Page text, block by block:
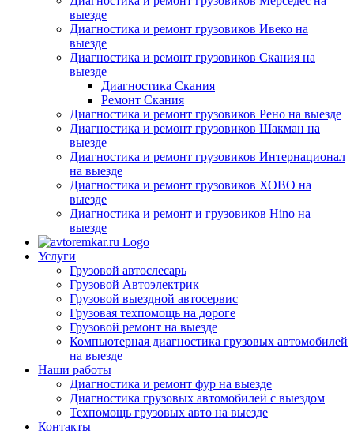
выезде
Диагностика и ремонт грузовиков Ивеко на
выезде
Диагностика и ремонт грузовиков Скания на
выезде
Диагностика Скания
Ремонт Скания
Диагностика и ремонт грузовиков Рено на выезде
Диагностика и ремонт грузовиков Шакман на
выезде
Диагностика и ремонт грузовиков Интернационал
на выезде
Диагностика и ремонт грузовиков ХОВО на
выезде
Диагностика и ремонт и грузовиков Hino на
выезде
Услуги
Грузовой автослесарь
Грузовой Автоэлектрик
Грузовой выездной автосервис
Грузовая техпомощь на дороге
Грузовой ремонт на выезде
Компьютерная диагностика грузовых автомобилей
на выезде
Наши работы
Диагностика и ремонт фур на выезде
Диагностика грузовых автомобилей с выездом
Техпомощь грузовых авто на выезде
Контакты